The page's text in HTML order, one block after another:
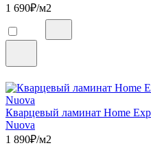
1 690₽/м2
Кварцевый ламинат Home
Nuova
1 890₽/м2